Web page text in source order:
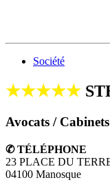
Société
★★★★★
Avocats /
✆ TÉLÉPHONE
23 PLACE DU
04100 Manosque